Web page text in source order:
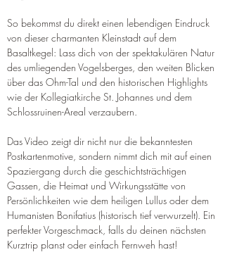
So bekommst du direkt einen lebendigen Eindruck
von dieser charmanten Kleinstadt auf dem
Basaltkegel: Lass dich von der spektakulären Natur
des umliegenden Vogelsberges, den weiten Blicken
über das Ohm-Tal und den historischen Highlights
wie der Kollegiatkirche St. Johannes und dem
Schlossruinen-Areal verzaubern.
Das Video zeigt dir nicht nur die bekanntesten
Postkartenmotive, sondern nimmt dich mit auf einen
Spaziergang durch die geschichtsträchtigen
Gassen, die Heimat und Wirkungsstätte von
Persönlichkeiten wie dem heiligen Lullus oder dem
Humanisten Bonifatius (historisch tief verwurzelt). Ein
perfekter Vorgeschmack, falls du deinen nächsten
Kurztrip planst oder einfach Fernweh hast!